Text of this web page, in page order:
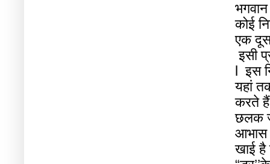
भगवान
कोई
एक
इसी
इस
यहां
करते हैं
छलक
आभास
खाई है